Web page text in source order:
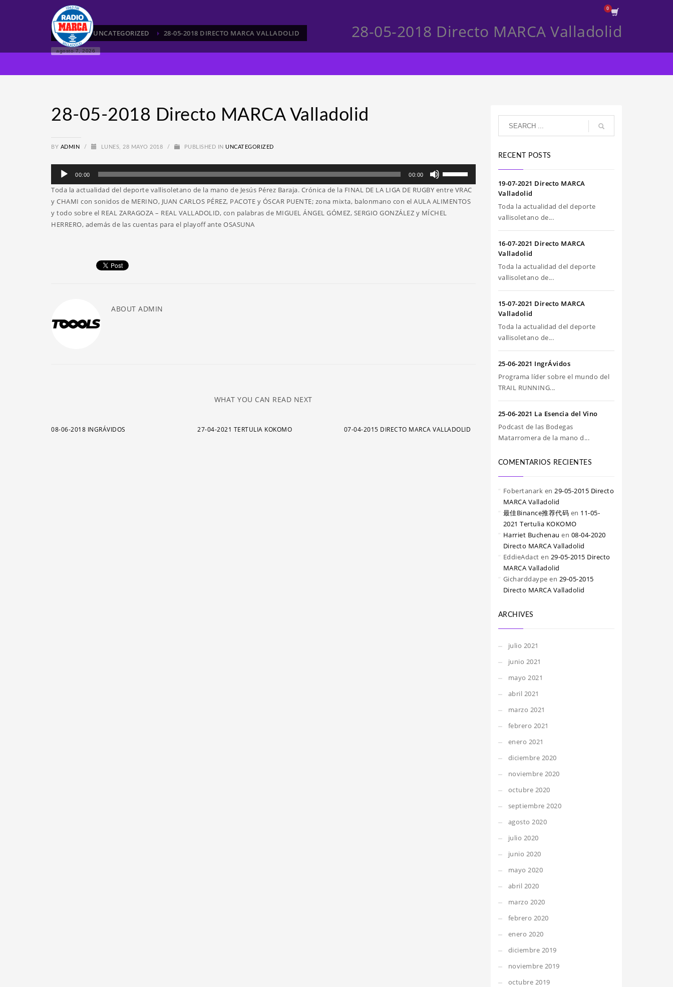
HOME UNCATEGORIZED 28-05-2018 DIRECTO MARCA VALLADOLID
agosto 7, 2026
28-05-2018 Directo MARCA Valladolid
28-05-2018 Directo MARCA Valladolid
BY ADMIN / LUNES, 28 MAYO 2018 / PUBLISHED IN UNCATEGORIZED
Reproductor
audio
00:00 00:00
teclas
de
flecha
Toda la actualidad del deporte vallisoletano de la mano de Jesús Pérez Baraja. Crónica de la FINAL DE LA LIGA DE RUGBY entre VRAC
y CHAMI con sonidos de MERINO, JUAN CARLOS PÉREZ, PACOTE y ÓSCAR PUENTE; zona mixta, balonmano con el AULA ALIMENTOS
y todo sobre el REAL ZARAGOZA – REAL VALLADOLID, con palabras de MIGUEL ÁNGEL GÓMEZ, SERGIO GONZÁLEZ y MÍCHEL
HERRERO, además de las cuentas para el playoff ante OSASUNA
ABOUT ADMIN
WHAT YOU CAN READ NEXT
08-06-2018 INGRÁVIDOS 27-04-2021 TERTULIA KOKOMO 07-04-2015 DIRECTO MARCA VALLADOLID
RECENT POSTS
19-07-2021 Directo MARCA
Valladolid
Toda la actualidad del deporte
vallisoletano de...
16-07-2021 Directo MARCA
Valladolid
Toda la actualidad del deporte
vallisoletano de...
15-07-2021 Directo MARCA
Valladolid
Toda la actualidad del deporte
vallisoletano de...
25-06-2021 IngrÁvidos
Programa líder sobre el mundo del
TRAIL RUNNING...
25-06-2021 La Esencia del Vino
Podcast de las Bodegas
Matarromera de la mano d...
COMENTARIOS RECIENTES
Fobertanark en 29-05-2015 Directo
MARCA Valladolid
最佳Binance推荐代码 en 11-05-
2021 Tertulia KOKOMO
Harriet Buchenau en 08-04-2020
Directo MARCA Valladolid
EddieAdact en 29-05-2015 Directo
MARCA Valladolid
Gicharddaype en 29-05-2015
Directo MARCA Valladolid
ARCHIVES
julio 2021
junio 2021
mayo 2021
abril 2021
marzo 2021
febrero 2021
enero 2021
diciembre 2020
noviembre 2020
octubre 2020
septiembre 2020
agosto 2020
julio 2020
junio 2020
mayo 2020
abril 2020
marzo 2020
febrero 2020
enero 2020
diciembre 2019
noviembre 2019
octubre 2019